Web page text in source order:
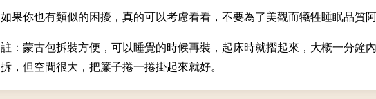
如果你也有類似的困擾，真的可以考慮看看，不要為了美觀而犧牲睡眠品質
註：蒙古包拆裝方便，可以睡覺的時候再裝，起床時就摺起來，大概一分鐘
拆，但空間很大，把簾子捲一捲掛起來就好。